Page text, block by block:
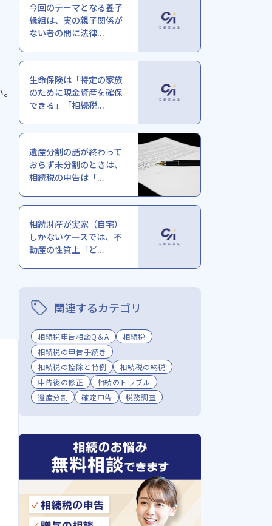
今回のテーマとなる養子
縁組は、実の親子関係が
ない者の間に法律...
生命保険は「特定の家族
のために現金資産を確保
できる」「相続税...
遺産分割の話が終わって
おらず未分割のときは、
相続税の申告は「...
相続財産が実家（自宅）
しかないケースでは、不
動産の性質上「ど...
関連するカテゴリ
相続税申告相談Q＆A
相続税
相続税の申告手続き
相続税の控除と特例
相続税の納税
申告後の修正
相続のトラブル
遺産分割
確定申告 税務調査